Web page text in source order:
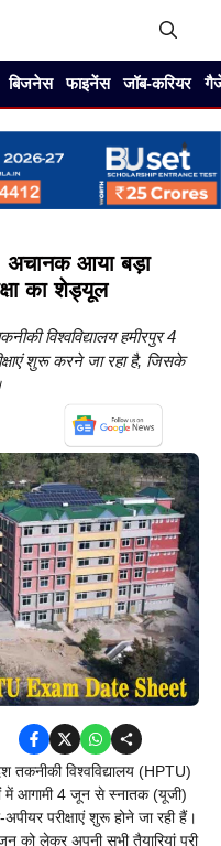
बिजनेस फाइनेंस जॉब-करियर
आया बड़ा
का शेड्यूल
विश्वविद्यालय हमीरपुर 4
शुरू करने जा रहा है, जिसके
तकनीकी विश्वविद्यालय (HPTU)
में आगामी 4 जून से स्नातक (यूजी)
परीक्षाएं शुरू होने जा रही हैं।
को लेकर अपनी सभी तैयारियां पूरी